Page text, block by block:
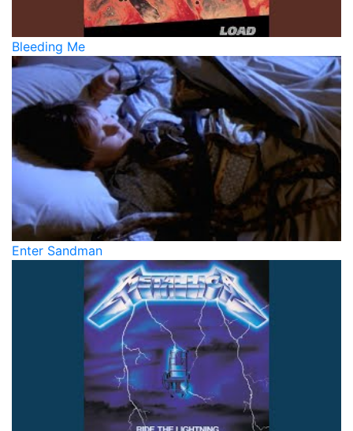
Bleeding Me
Enter Sandman